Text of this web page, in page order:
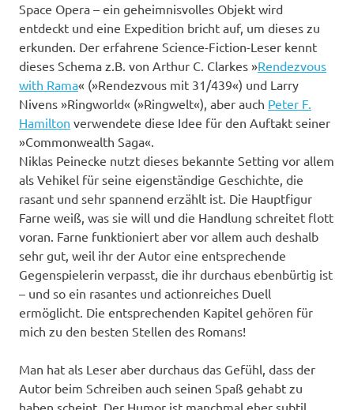
Space Opera – ein geheimnisvolles Objekt wird
entdeckt und eine Expedition bricht auf, um dieses zu
erkunden. Der erfahrene Science-Fiction-Leser kennt
dieses Schema z.B. von Arthur C. Clarkes »Rendezvous
with Rama« (»Rendezvous mit 31/439«) und Larry
Nivens »Ringworld« (»Ringwelt«), aber auch Peter F.
Hamilton verwendete diese Idee für den Auftakt seiner
»Commonwealth Saga«.
Niklas Peinecke nutzt dieses bekannte Setting vor allem
als Vehikel für seine eigenständige Geschichte, die
rasant und sehr spannend erzählt ist. Die Hauptfigur
Farne weiß, was sie will und die Handlung schreitet flott
voran. Farne funktioniert aber vor allem auch deshalb
sehr gut, weil ihr der Autor eine entsprechende
Gegenspielerin verpasst, die ihr durchaus ebenbürtig ist
– und so ein rasantes und actionreiches Duell
ermöglicht. Die entsprechenden Kapitel gehören für
mich zu den besten Stellen des Romans!
Man hat als Leser aber durchaus das Gefühl, dass der
Autor beim Schreiben auch seinen Spaß gehabt zu